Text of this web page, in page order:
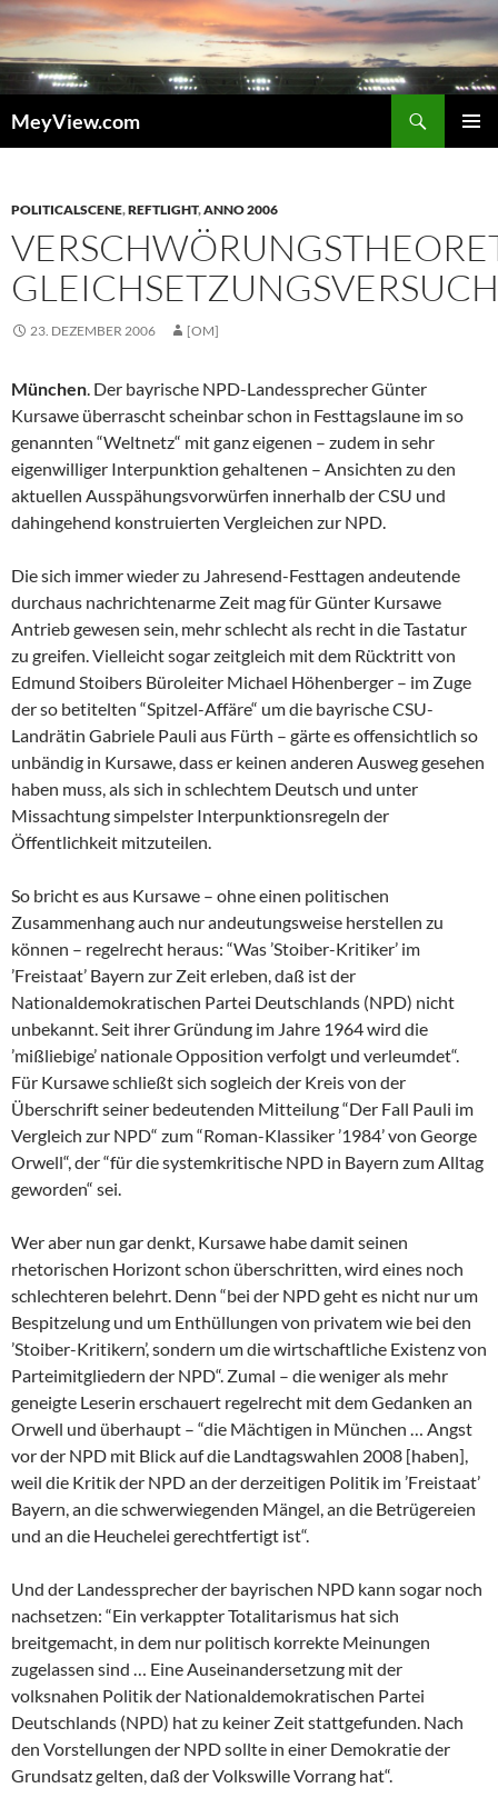
Zum
Inhalt
springen
MeyView.com
POLITICALSCENE,REFTLIGHT,ANNO 2006
GLEICHSETZUNGSVERSUCH
23. DEZEMBER 2006 [OM]
München. Der bayrische NPD-Landessprecher Günter
Kursawe überrascht scheinbar schon in Festtagslaune im so
genannten “Weltnetz“ mit ganz eigenen – zudem in sehr
eigenwilliger Interpunktion gehaltenen – Ansichten zu den
aktuellen Ausspähungsvorwürfen innerhalb der CSU und
dahingehend konstruierten Vergleichen zur NPD.
Die sich immer wieder zu Jahresend-Festtagen andeutende
durchaus nachrichtenarme Zeit mag für Günter Kursawe
Antrieb gewesen sein, mehr schlecht als recht in die Tastatur
zu greifen. Vielleicht sogar zeitgleich mit dem Rücktritt von
Edmund Stoibers Büroleiter Michael Höhenberger – im Zuge
der so betitelten “Spitzel-Affäre“ um die bayrische CSU-
Landrätin Gabriele Pauli aus Fürth – gärte es offensichtlich so
unbändig in Kursawe, dass er keinen anderen Ausweg gesehen
haben muss, als sich in schlechtem Deutsch und unter
Missachtung simpelster Interpunktionsregeln der
Öffentlichkeit mitzuteilen.
So bricht es aus Kursawe – ohne einen politischen
Zusammenhang auch nur andeutungsweise herstellen zu
können – regelrecht heraus: “Was ’Stoiber-Kritiker’ im
’Freistaat’ Bayern zur Zeit erleben, daß ist der
Nationaldemokratischen Partei Deutschlands (NPD) nicht
unbekannt. Seit ihrer Gründung im Jahre 1964 wird die
’mißliebige’ nationale Opposition verfolgt und verleumdet“.
Für Kursawe schließt sich sogleich der Kreis von der
Überschrift seiner bedeutenden Mitteilung “Der Fall Pauli im
Vergleich zur NPD“ zum “Roman-Klassiker ’1984’ von George
Orwell“, der “für die systemkritische NPD in Bayern zum Alltag
geworden“ sei.
Wer aber nun gar denkt, Kursawe habe damit seinen
rhetorischen Horizont schon überschritten, wird eines noch
schlechteren belehrt. Denn “bei der NPD geht es nicht nur um
Bespitzelung und um Enthüllungen von privatem wie bei den
’Stoiber-Kritikern’, sondern um die wirtschaftliche Existenz von
Parteimitgliedern der NPD“. Zumal – die weniger als mehr
geneigte Leserin erschauert regelrecht mit dem Gedanken an
Orwell und überhaupt – “die Mächtigen in München … Angst
vor der NPD mit Blick auf die Landtagswahlen 2008 [haben],
weil die Kritik der NPD an der derzeitigen Politik im ’Freistaat’
Bayern, an die schwerwiegenden Mängel, an die Betrügereien
und an die Heuchelei gerechtfertigt ist“.
Und der Landessprecher der bayrischen NPD kann sogar noch
nachsetzen: “Ein verkappter Totalitarismus hat sich
breitgemacht, in dem nur politisch korrekte Meinungen
zugelassen sind … Eine Auseinandersetzung mit der
volksnahen Politik der Nationaldemokratischen Partei
Deutschlands (NPD) hat zu keiner Zeit stattgefunden. Nach
den Vorstellungen der NPD sollte in einer Demokratie der
Grundsatz gelten, daß der Volkswille Vorrang hat“.